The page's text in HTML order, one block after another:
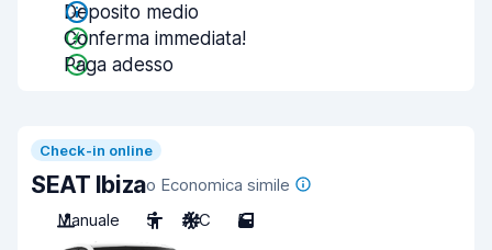
Deposito medio
Conferma immediata!
Paga adesso
Check-in online
SEAT Ibizao Economica simile
Manuale
5 A/C 5